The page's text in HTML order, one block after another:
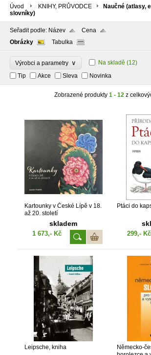
Úvod KNIHY, PRŮVODCE
Naučné (atlasy,
slovníky)
Seřadit podle: Název
Cena
Obrázky
Tabulka
Výrobci a parametry ∨ Na skladě (12)
Tip
Akce Sleva Novinka
Zobrazené produkty 1 - 12 z
Kartounky v České Lípě v 18.
až 20. století
skladem
1 673,- Kč
Ptáci do
299,- Kč
Leipsche, kniha
Německo-